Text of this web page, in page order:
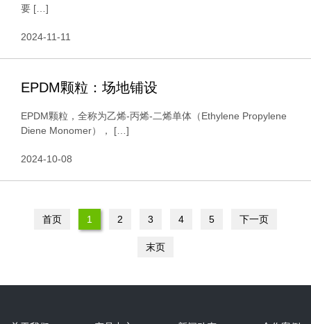
要 […]
2024-11-11
EPDM颗粒：场地铺设
EPDM颗粒，全称为乙烯-丙烯-二烯单体（Ethylene Propylene
Diene Monomer）， […]
2024-10-08
首页 1 2 3 4 5 下一页
末页